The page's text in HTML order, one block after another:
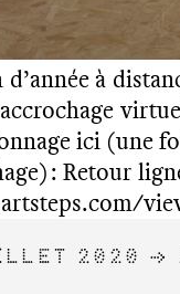
à
ici (une
: Retour
2020 →